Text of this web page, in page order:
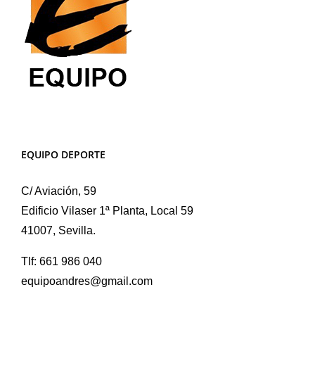
EQUIPO DEPORTE
C/ Aviación, 59
Edificio Vilaser 1ª Planta, Local 59
41007, Sevilla.
Tlf: 661 986 040
equipoandres@gmail.com